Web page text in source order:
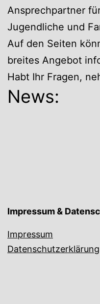
Ansprechpartner
Jugendliche und
Auf den Seiten
breites Angebot
Habt Ihr Fragen,
News:
Impressum &
Impressum
Datenschutzerklärung